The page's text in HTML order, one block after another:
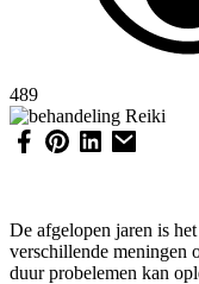
489
De afgelopen jaren is
verschillende meningen
duur probelemen kan